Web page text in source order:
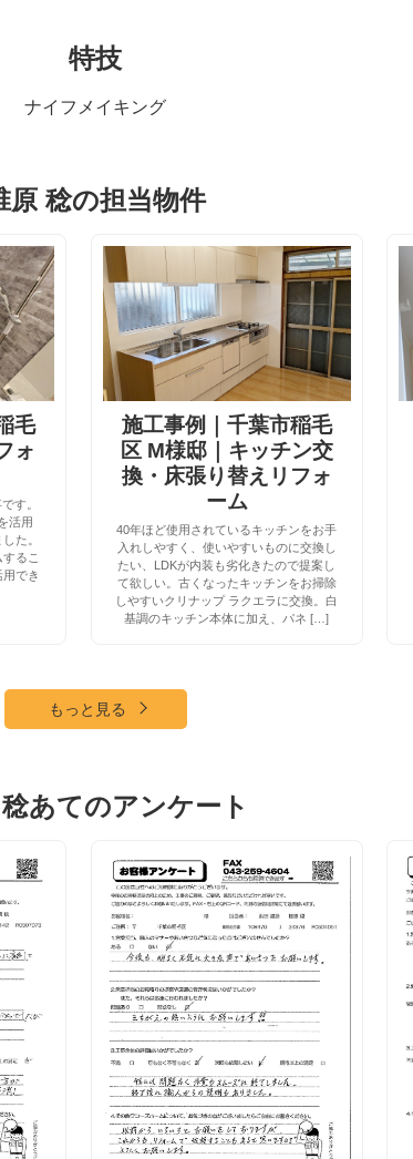
特技
ナイフメイキング
原 稔の担当物件
毛
ォ
す。
活用
た。
るこ
でき
施工事例｜千葉市稲毛
区 M様邸｜キッチン交
換・床張り替えリフォ
ーム
40年ほど使用されているキッチンをお手
入れしやすく、使いやすいものに交換し
たい、LDKが内装も劣化きたので提案し
て欲しい。古くなったキッチンをお掃除
しやすいクリナップ ラクエラに交換。白
基調のキッチン本体に加え、パネ […]
もっと見る
あてのアンケート